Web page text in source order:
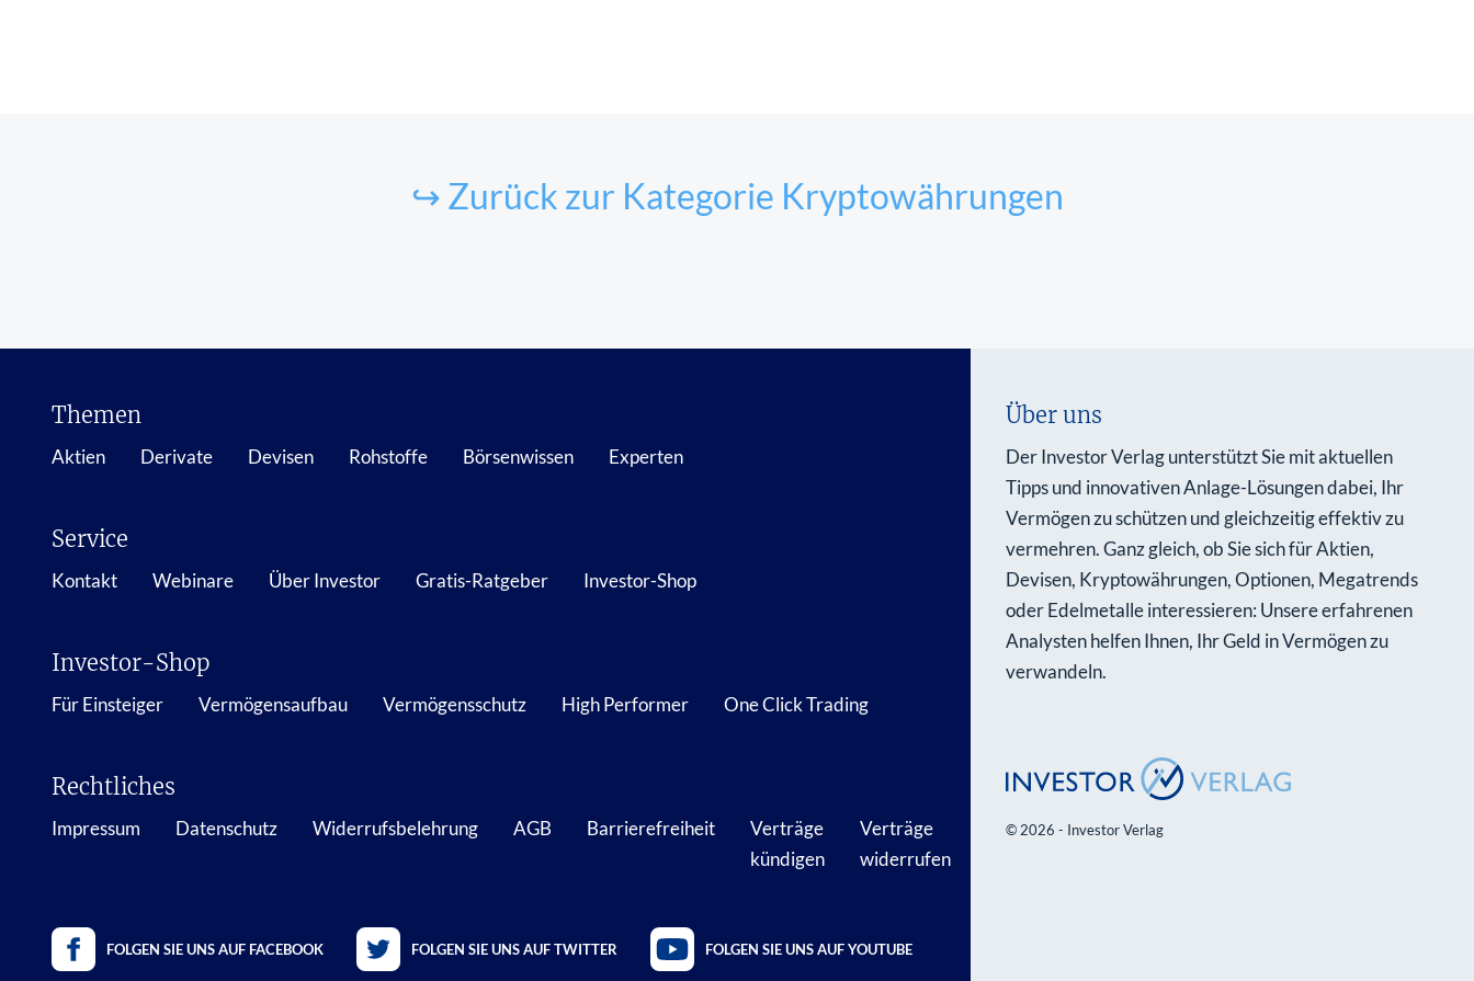
↪ Zurück zur Kategorie Kryptowährungen
Themen
Aktien Derivate Devisen Rohstoffe Börsenwissen Experten
Service
Kontakt Webinare Über Investor Gratis-Ratgeber Investor-Shop
Investor-Shop
Für Einsteiger Vermögensaufbau Vermögensschutz High Performer One Click Trading
Rechtliches
Impressum Datenschutz Widerrufsbelehrung AGB Barrierefreiheit
Verträge
kündigen
Verträge
widerrufen
FOLGEN SIE UNS AUF FACEBOOK FOLGEN SIE UNS AUF TWITTER FOLGEN SIE UNS AUF YOUTUBE
Über uns
Der Investor Verlag unterstützt Sie mit aktuellen
Tipps und innovativen Anlage-Lösungen dabei, Ihr
Vermögen zu schützen und gleichzeitig effektiv zu
vermehren. Ganz gleich, ob Sie sich für Aktien,
Devisen, Kryptowährungen, Optionen, Megatrends
oder Edelmetalle interessieren: Unsere erfahrenen
Analysten helfen Ihnen, Ihr Geld in Vermögen zu
verwandeln.
© 2026 - Investor Verlag